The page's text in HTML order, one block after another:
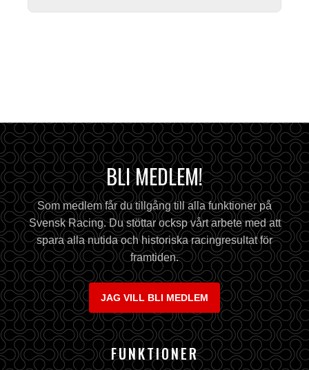
BLI MEDLEM!
Som medlem får du tillgång till alla funktioner på
Svensk Racing. Du stöttar ocksp vårt arbete med att
spara alla nutida och historiska racingresultat för
framtiden.
JAG VILL BLI MEDLEM
FUNKTIONER